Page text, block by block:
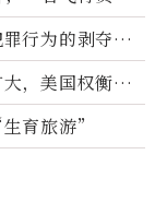
行为的剥夺公
，美国权衡地
育旅游”